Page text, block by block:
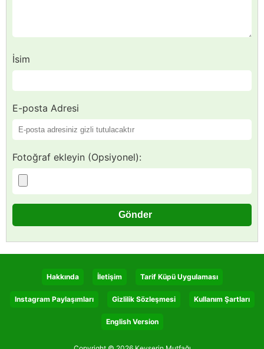
İsim
E-posta Adresi
Fotoğraf ekleyin (Opsiyonel):
Hakkında İletişim Tarif Küpü Uygulaması
Instagram Paylaşımları Gizlilik Sözleşmesi Kullanım Şartları
English Version